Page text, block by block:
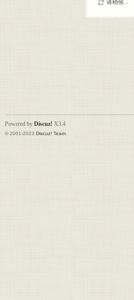
请稍候...
Powered by Discuz! X3.4
© 2001-2023 Discuz! Team